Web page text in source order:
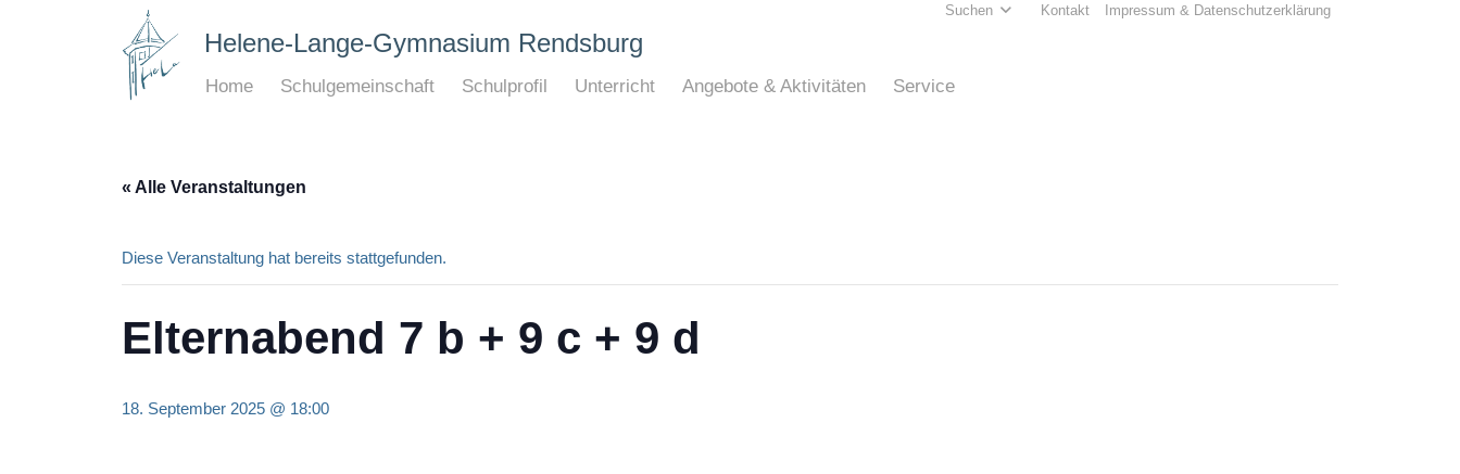
Suchen Kontakt Impressum & Datenschutzerklärung
Helene-Lange-Gymnasium Rendsburg
Home Schulgemeinschaft Schulprofil Unterricht Angebote & Aktivitäten Service
« Alle Veranstaltungen
Diese Veranstaltung hat bereits stattgefunden.
Elternabend 7 b + 9 c + 9 d
18. September 2025 @ 18:00